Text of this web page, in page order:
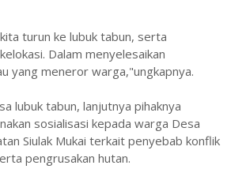
turun ke lubuk tabun, serta
Dalam menyelesaikan
yang meneror warga,"ungkapnya.
lubuk tabun, lanjutnya pihaknya
sosialisasi kepada warga Desa
Siulak Mukai terkait penyebab konflik
pengrusakan hutan.